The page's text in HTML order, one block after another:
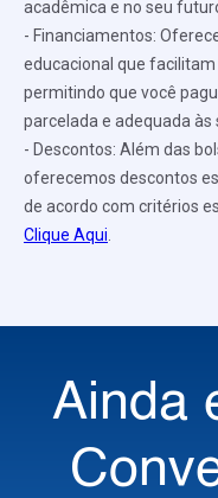
acadêmica e no seu
- Financiamentos:
educacional que facilitam
permitindo que você
parcelada e adequada às
- Descontos: Além das
oferecemos descontos
de acordo com critérios
Clique Aqui
Ainda